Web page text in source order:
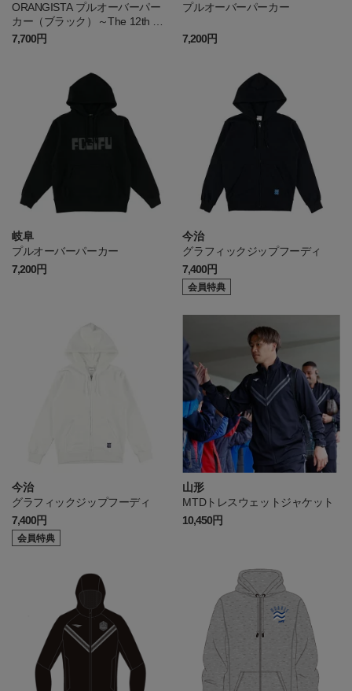
ORANGISTA プルオーバーパー
カー（ブラック）～The 12th Pla
yers～
7,700円
プルオーバーパーカー
7,200円
岐阜
プルオーバーパーカー
7,200円
今治
グラフィックジップフーディ
7,400円
会員特典
今治
グラフィックジップフーディ
7,400円
会員特典
山形
MTDトレスウェットジャケット
10,450円